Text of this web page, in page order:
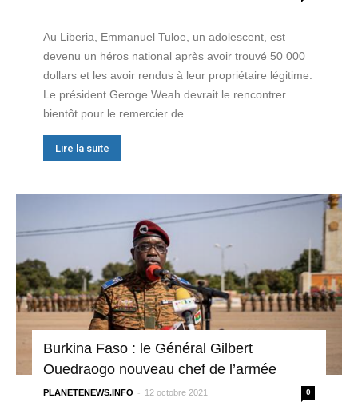
Au Liberia, Emmanuel Tuloe, un adolescent, est
devenu un héros national après avoir trouvé 50 000
dollars et les avoir rendus à leur propriétaire légitime.
Le président Geroge Weah devrait le rencontrer
bientôt pour le remercier de...
Lire la suite
Burkina Faso : le Général Gilbert
Ouedraogo nouveau chef de l’armée
PLANETENEWS.INFO - 12 octobre 2021 0